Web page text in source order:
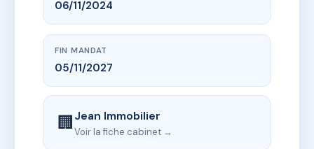
06/11/2024
FIN MANDAT
05/11/2027
🏢Jean Immobilier
Voir la fiche cabinet →